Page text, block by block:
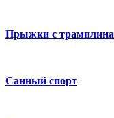
Прыжки с трамплина
Санный спорт